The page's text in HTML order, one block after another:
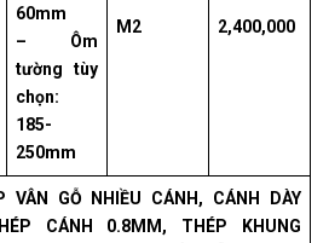
60mm
– Ôm
tường tùy
chọn:
185-
250mm
M2 2,400,000
VÂN GỖ NHIỀU CÁNH, CÁNH DÀY
CÁNH 0.8MM, THÉP KHUNG